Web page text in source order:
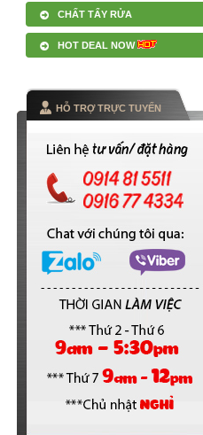
CHẤT TẨY RỬA
HOT DEAL NOW
HỖ TRỢ TRỰC TUYẾN